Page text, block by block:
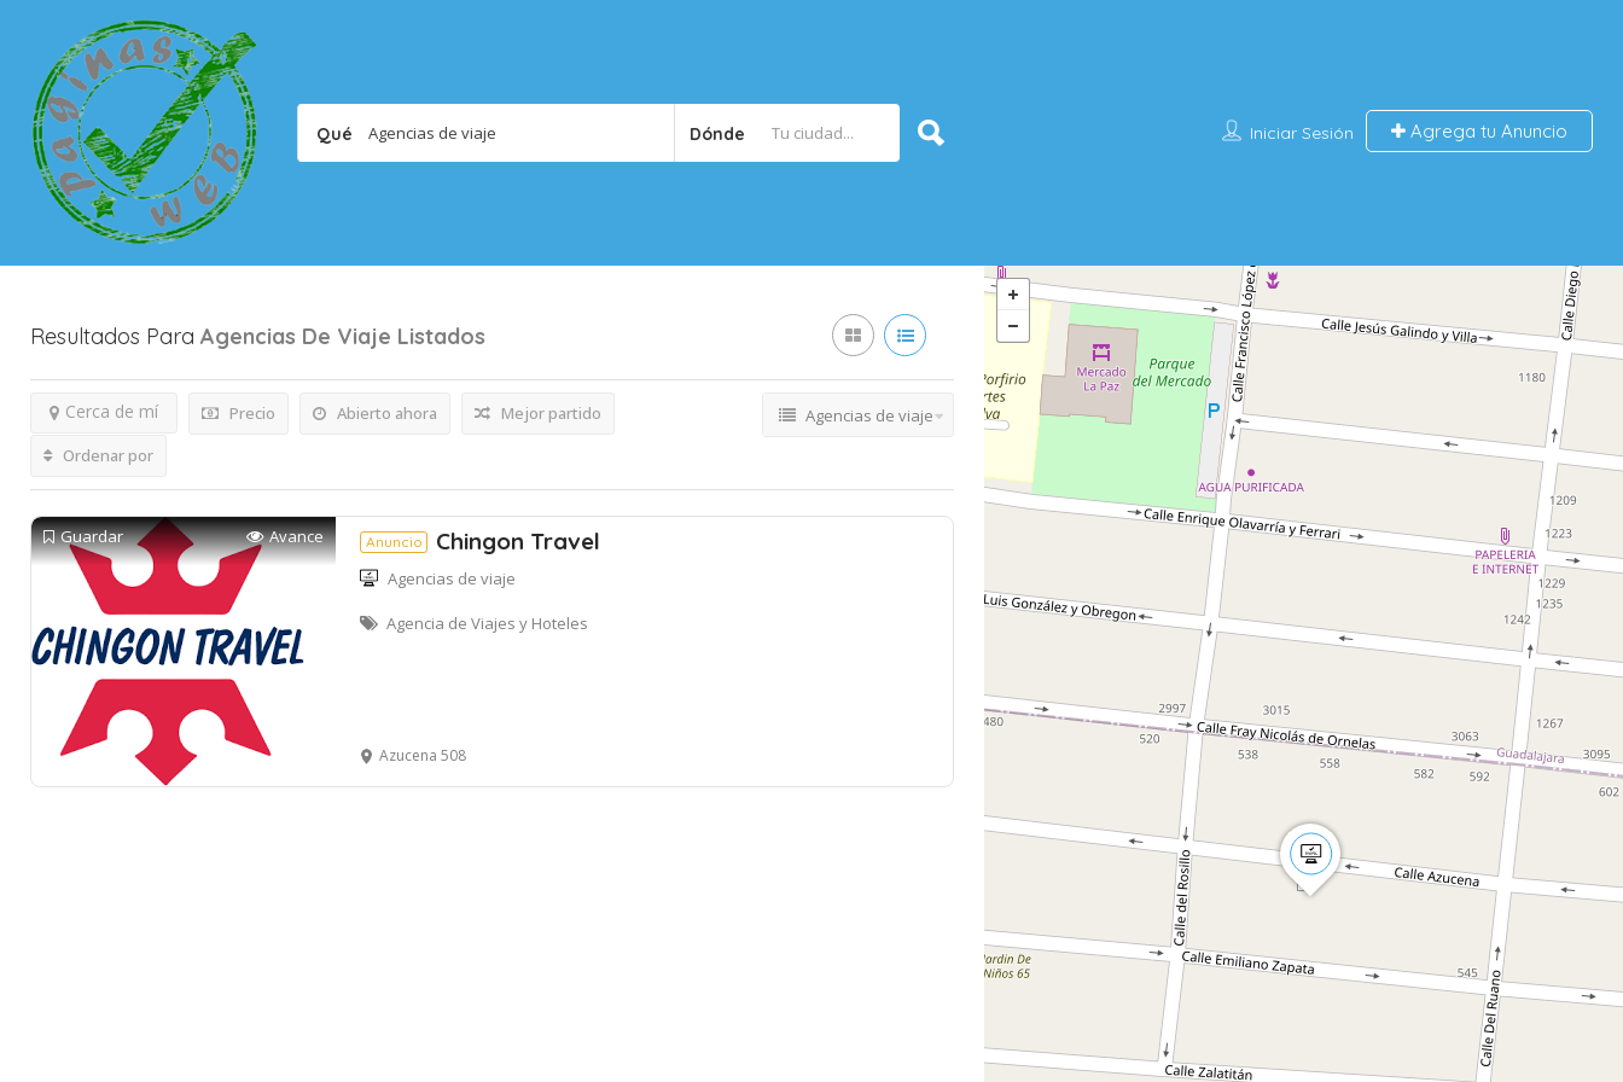
Qué Dónde Iniciar Sesión Agrega tu Anuncio
Resultados Para Agencias De Viaje Listados
Precio Abierto ahora
Cerca de mí
Mejor partido
Ordenar por
Agencias de viaje
Guardar Avance Anuncio Chingon Travel
Agencias de viaje
Agencia de Viajes y Hoteles
Azucena 508